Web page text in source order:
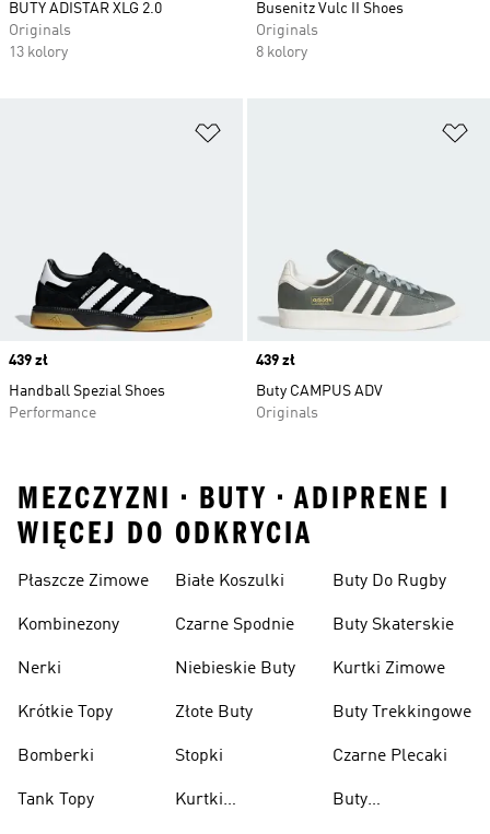
BUTY ADISTAR XLG 2.0
Originals
13 kolory
Busenitz Vulc II Shoes
Originals
8 kolory
Price
439 zł
Handball Spezial Shoes
Performance
Price
439 zł
Buty CAMPUS ADV
Originals
MEZCZYZNI • BUTY • ADIPRENE I
WIĘCEJ DO ODKRYCIA
Płaszcze Zimowe
Kombinezony
Nerki
Krótkie Topy
Bomberki
Tank Topy
Białe Koszulki
Czarne Spodnie
Niebieskie Buty
Złote Buty
Stopki
Kurtki
Buty Do Rugby
Buty Skaterskie
Kurtki Zimowe
Buty Trekkingowe
Czarne Plecaki
Buty